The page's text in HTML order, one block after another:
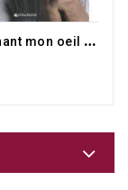
M
aintenant mon oeil te voit